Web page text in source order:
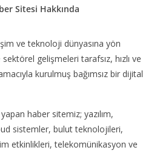
Sitesi Hakkında
ve teknoloji dünyasına yön
gelişmeleri tarafsız, hızlı ve
kurulmuş bağımsız bir dijital
haber sitemiz; yazılım,
sistemler, bulut teknolojileri,
etkinlikleri, telekomünikasyon ve